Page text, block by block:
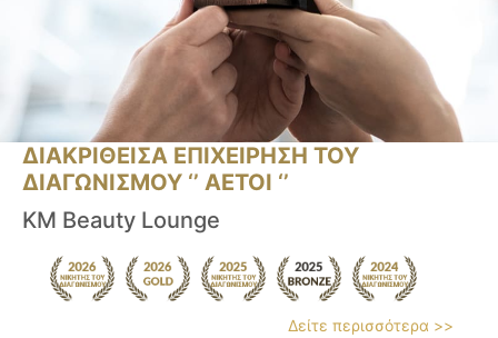
ΔΙΑΚΡΙΘΕΙΣΑ ΕΠΙΧΕΙΡΗΣΗ ΤΟΥ
ΔΙΑΓΩΝΙΣΜΟΥ ‘’ ΑΕΤΟΙ ‘’
KM Beauty Lounge
Δείτε περισσότερα >>